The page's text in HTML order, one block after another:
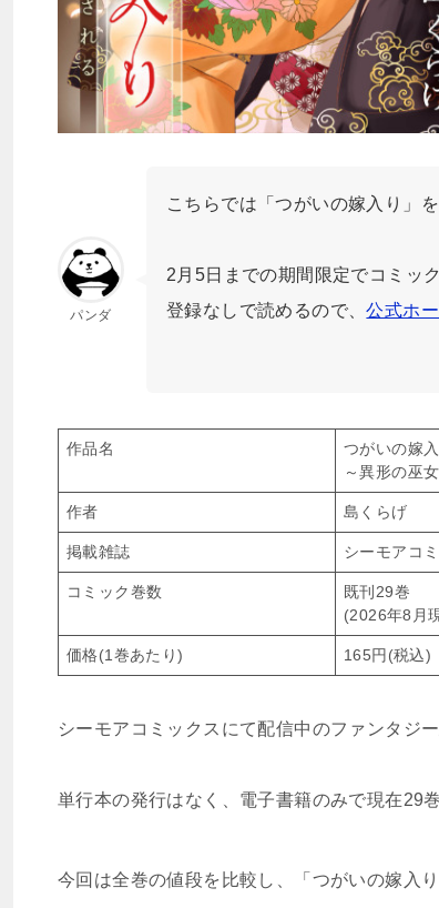
パンダ
こちらでは「つがいの嫁入り」
2月5日までの期間限定でコミッ
登録なしで読めるので、公式ホ
作品名
つがいの嫁入
～異形の巫
作者 島くらげ
掲載雑誌 シーモアコ
コミック巻数
既刊29巻
(2026年8月
価格(1巻あたり) 165円(税込)
シーモアコミックスにて配信中のファンタジ
単行本の発行はなく、電子書籍のみで現在29
今回は全巻の値段を比較し、「つがいの嫁入